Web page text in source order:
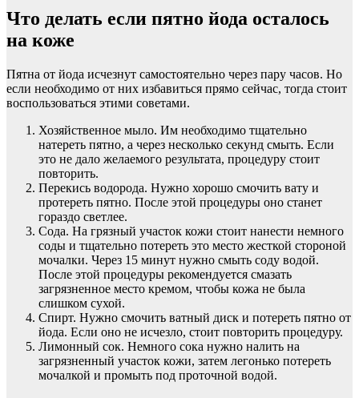
Что делать если пятно йода осталось
на коже
Пятна от йода исчезнут самостоятельно через пару часов. Но
если необходимо от них избавиться прямо сейчас, тогда стоит
воспользоваться этими советами.
Хозяйственное мыло. Им необходимо тщательно
натереть пятно, а через несколько секунд смыть. Если
это не дало желаемого результата, процедуру стоит
повторить.
Перекись водорода. Нужно хорошо смочить вату и
протереть пятно. После этой процедуры оно станет
гораздо светлее.
Сода. На грязный участок кожи стоит нанести немного
соды и тщательно потереть это место жесткой стороной
мочалки. Через 15 минут нужно смыть соду водой.
После этой процедуры рекомендуется смазать
загрязненное место кремом, чтобы кожа не была
слишком сухой.
Спирт. Нужно смочить ватный диск и потереть пятно от
йода. Если оно не исчезло, стоит повторить процедуру.
Лимонный сок. Немного сока нужно налить на
загрязненный участок кожи, затем легонько потереть
мочалкой и промыть под проточной водой.